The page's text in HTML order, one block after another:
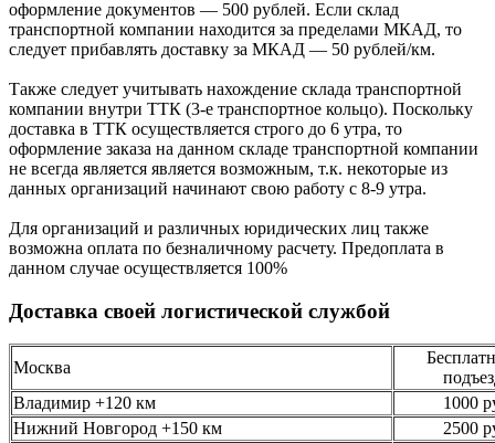
оформление документов — 500 рублей. Если склад
транспортной компании находится за пределами МКАД, то
следует прибавлять доставку за МКАД — 50 рублей/км.
Также следует учитывать нахождение склада транспортной
компании внутри ТТК (3-е транспортное кольцо). Поскольку
доставка в ТТК осуществляется строго до 6 утра, то
оформление заказа на данном складе транспортной компании
не всегда является является возможным, т.к. некоторые из
данных организаций начинают свою работу с 8-9 утра.
Для организаций и различных юридических лиц также
возможна оплата по безналичному расчету. Предоплата в
данном случае осуществляется 100%
Доставка своей логистической службой
Москва
Владимир +120 км
1000
Нижний Новгород +150 км
2500